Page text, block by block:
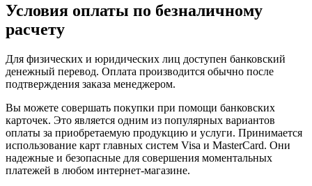
Условия оплаты по безналичному
расчету
Для физических и юридических лиц доступен банковский
денежный перевод. Оплата производится обычно после
подтверждения заказа менеджером.
Вы можете совершать покупки при помощи банковских
карточек. Это является одним из популярных вариантов
оплаты за приобретаемую продукцию и услуги. Принимается
использование карт главных систем Visa и MasterCard. Они
надежные и безопасные для совершения моментальных
платежей в любом интернет-магазине.